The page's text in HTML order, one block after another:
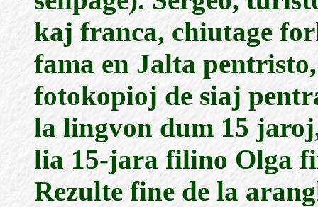
kaj franca, chiutage
fama en Jalta
fotokopioj de siaj
la lingvon dum 15
lia 15-jara filino Olga
Rezulte fine de la